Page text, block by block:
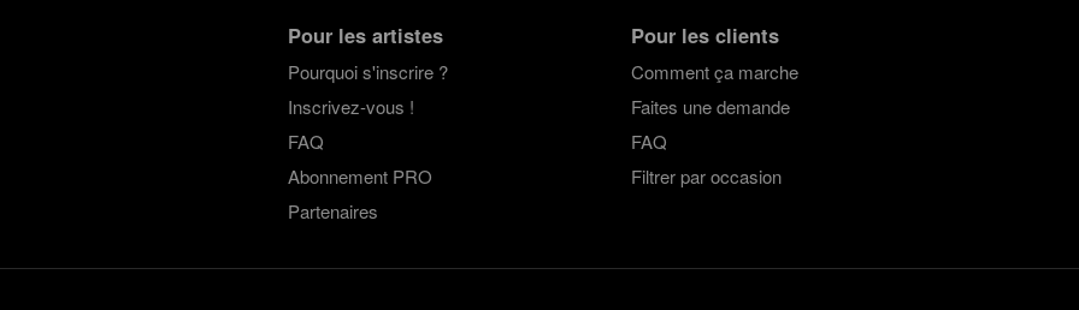
Pour les artistes
Pourquoi s'inscrire ?
Inscrivez-vous !
FAQ
Abonnement PRO
Partenaires
Pour les clients
Comment ça marche
Faites une demande
FAQ
Filtrer par occasion